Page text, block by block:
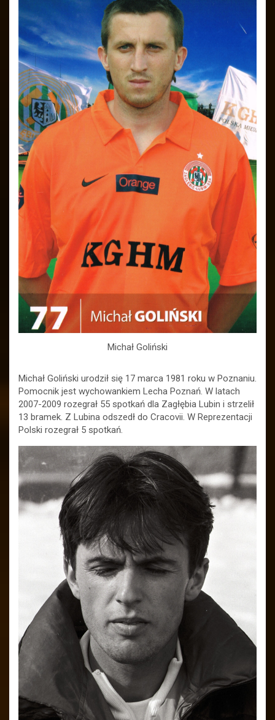
Michał Goliński
Michał Goliński urodził się 17 marca 1981 roku w Poznaniu.
Pomocnik jest wychowankiem Lecha Poznań. W latach
2007-2009 rozegrał 55 spotkań dla Zagłębia Lubin i strzelił
13 bramek. Z Lubina odszedł do Cracovii. W Reprezentacji
Polski rozegrał 5 spotkań.